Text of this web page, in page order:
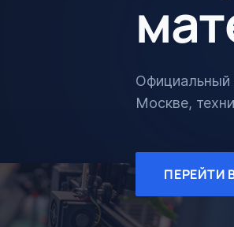
Официальный
Москве,
ПЕРЕЙТИ